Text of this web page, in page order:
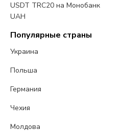
USDT TRC20 на Монобанк
UAH
Популярные страны
Украина
Польша
Германия
Чехия
Молдова